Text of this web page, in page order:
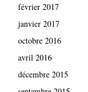
février 2017
janvier 2017
octobre 2016
avril 2016
décembre 2015